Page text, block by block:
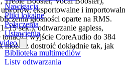
Nawigacja
Pliki lokalne
Połączenia
Ustawienia
Biblioteka multimediów
Listy odtwarzania
eksportowalne i
głośności oparte na RMS.
sek.), odtwarzanie gapless,
tonacji i wyjście CoreAudio do 384
dostroić dokładnie tak, jak